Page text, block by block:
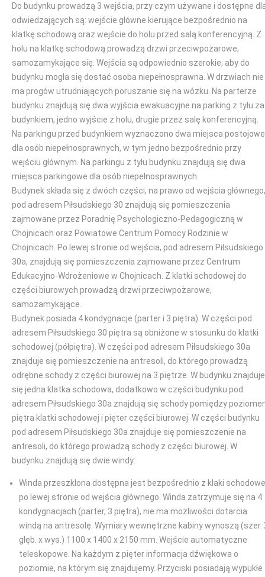
Do budynku prowadzą 3 wejścia, przy czym używane i dostępne
odwiedzających są: wejście główne kierujące bezpośrednio na
klatkę schodową oraz wejście do holu przed salą konferencyjną. Z
holu na klatkę schodową prowadzą drzwi przeciwpożarowe,
samozamykające się. Wejścia są odpowiednio szerokie, aby do
budynku mogła się dostać osoba niepełnosprawna. W drzwiach nie
ma progów utrudniających poruszanie się na wózku. Na parterze
budynku znajdują się dwa wyjścia ewakuacyjne na parking z tyłu za
budynkiem, jedno wyjście z holu, drugie przez salę konferencyjną.
Na parkingu przed budynkiem wyznaczono dwa miejsca postojowe
dla osób niepełnosprawnych, w tym jedno bezpośrednio przy
wejściu głównym. Na parkingu z tyłu budynku znajdują się dwa
miejsca parkingowe dla osób niepełnosprawnych.
Budynek składa się z dwóch części, na prawo od wejścia głównego,
pod adresem Piłsudskiego 30 znajdują się pomieszczenia
zajmowane przez Poradnię Psychologiczno-Pedagogiczną w
Chojnicach oraz Powiatowe Centrum Pomocy Rodzinie w
Chojnicach. Po lewej stronie od wejścia, pod adresem Piłsudskiego
30a, znajdują się pomieszczenia zajmowane przez Centrum
Edukacyjno-Wdrożeniowe w Chojnicach. Z klatki schodowej do
części biurowych prowadzą drzwi przeciwpożarowe,
samozamykające.
Budynek posiada 4 kondygnacje (parter i 3 piętra). W części pod
adresem Piłsudskiego 30 piętra są obniżone w stosunku do klatki
schodowej (półpiętra). W części pod adresem Piłsudskiego 30a
znajduje się pomieszczenie na antresoli, do którego prowadzą
odrębne schody z części biurowej na 3 piętrze. W budynku znajduje
się jedna klatka schodowa, dodatkowo w części budynku pod
adresem Piłsudskiego 30a znajdują się schody pomiędzy
piętra klatki schodowej i pięter części biurowej. W części budynku
pod adresem Piłsudskiego 30a znajduje się pomieszczenie na
antresoli, do którego prowadzą schody z części biurowej. W
budynku znajdują się dwie windy:
Winda przeszklona dostępna jest bezpośrednio z klaki
po lewej stronie od wejścia głównego. Winda zatrzymuje się na 4
kondygnacjach (parter, 3 piętra), nie ma możliwości dotarcia
windą na antresolę. Wymiary wewnętrzne kabiny wynoszą (szer.
głęb. x wys.) 1100 x 1400 x 2150 mm. Wejście automatyczne
teleskopowe. Na każdym z pięter informacja dźwiękowa o
poziomie, na którym się znajdujemy. Przyciski posiadają wypukłe